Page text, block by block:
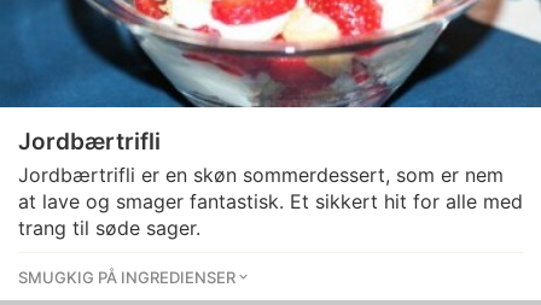
Jordbærtrifli
Jordbærtrifli er en skøn sommerdessert, som er nem
at lave og smager fantastisk. Et sikkert hit for alle med
trang til søde sager.
SMUGKIG PÅ INGREDIENSER